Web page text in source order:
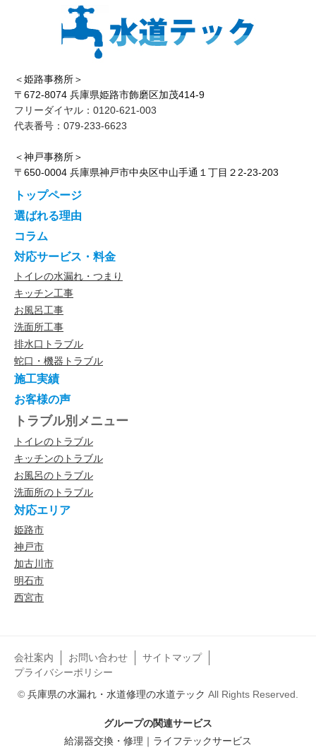
＜姫路事務所＞
〒672-8074 兵庫県姫路市飾磨区加茂414-9
フリーダイヤル：0120-621-003
代表番号：079-233-6623
＜神戸事務所＞
〒650-0004 兵庫県神戸市中央区中山手通１丁目２2-23-203
トップページ
選ばれる理由
コラム
対応サービス・料金
トイレの水漏れ・つまり
キッチン工事
お風呂工事
洗面所工事
排水口トラブル
蛇口・機器トラブル
施工実績
お客様の声
トラブル別メニュー
トイレのトラブル
キッチンのトラブル
お風呂のトラブル
洗面所のトラブル
対応エリア
姫路市
神戸市
加古川市
明石市
西宮市
会社案内 お問い合わせ
サイトマップ
プライバシーポリシー
© 兵庫県の水漏れ・水道修理の水道テック All Rights Reserved.
グループの関連サービス
給湯器交換・修理｜ライフテックサービス